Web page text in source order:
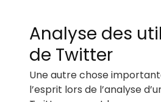
Analyse des
de Twitter
Une autre chose
l’esprit lors de l’analyse